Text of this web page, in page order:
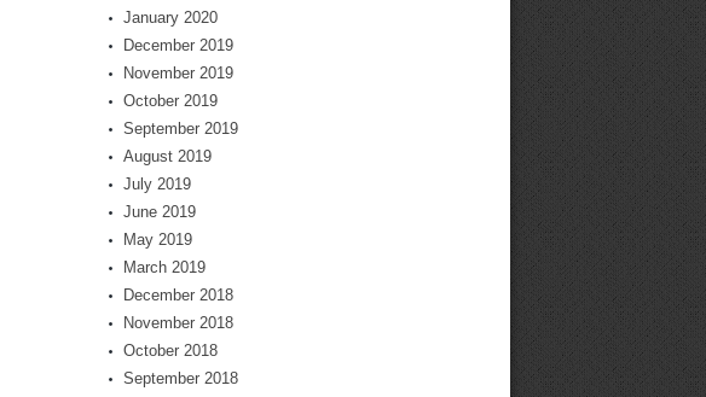
January 2020
December 2019
November 2019
October 2019
September 2019
August 2019
July 2019
June 2019
May 2019
March 2019
December 2018
November 2018
October 2018
September 2018